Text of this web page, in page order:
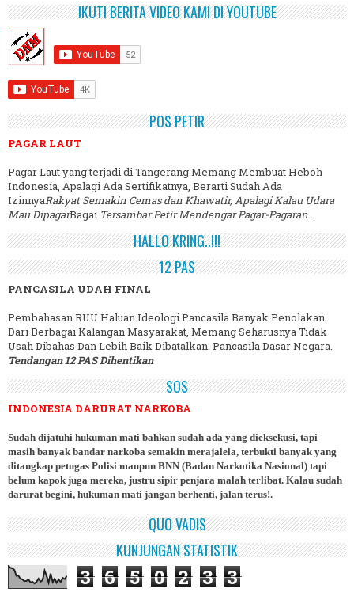
IKUTI BERITA VIDEO KAMI DI YOUTUBE
POS PETIR
PAGAR LAUT
Pagar Laut yang terjadi di Tangerang Memang Membuat Heboh
Indonesia, Apalagi Ada Sertifikatnya, Berarti Sudah Ada
IzinnyaRakyat Semakin Cemas dan Khawatir, Apalagi Kalau Udara
Mau DipagarBagai Tersambar Petir Mendengar Pagar-Pagaran.
HALLO KRING..!!!
12 PAS
PANCASILA UDAH FINAL
Pembahasan RUU Haluan Ideologi Pancasila Banyak Penolakan
Dari Berbagai Kalangan Masyarakat, Memang Seharusnya Tidak
Usah Dibahas Dan Lebih Baik Dibatalkan. Pancasila Dasar Negara.
Tendangan 12 PAS Dihentikan
SOS
INDONESIA DARURAT NARKOBA
Sudah dijatuhi hukuman mati bahkan sudah ada yang dieksekusi, tapi
masih banyak bandar narkoba semakin merajalela, terbukti banyak yang
ditangkap petugas Polisi maupun BNN (Badan Narkotika Nasional) tapi
belum kapok juga mereka, justru sipir penjara malah terlibat. Kalau sudah
darurat begini, hukuman mati jangan berhenti, jalan terus!.
QUO VADIS
KUNJUNGAN STATISTIK
3 6 5 0 2 3 3